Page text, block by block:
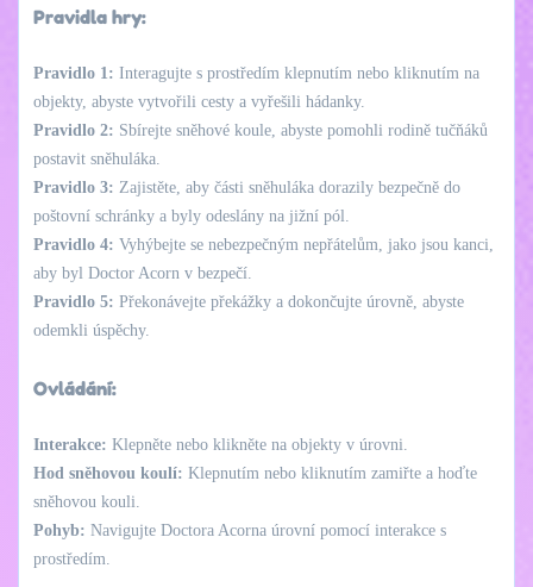
Pravidla hry:
Pravidlo 1: Interagujte s prostředím klepnutím nebo kliknutím na
objekty, abyste vytvořili cesty a vyřešili hádanky.
Pravidlo 2: Sbírejte sněhové koule, abyste pomohli rodině tučňáků
postavit sněhuláka.
Pravidlo 3: Zajistěte, aby části sněhuláka dorazily bezpečně do
poštovní schránky a byly odeslány na jižní pól.
Pravidlo 4: Vyhýbejte se nebezpečným nepřátelům, jako jsou kanci,
aby byl Doctor Acorn v bezpečí.
Pravidlo 5: Překonávejte překážky a dokončujte úrovně, abyste
odemkli úspěchy.
Ovládání:
Interakce: Klepněte nebo klikněte na objekty v úrovni.
Hod sněhovou koulí: Klepnutím nebo kliknutím zamiřte a hoďte
sněhovou kouli.
Pohyb: Navigujte Doctora Acorna úrovní pomocí interakce s
prostředím.